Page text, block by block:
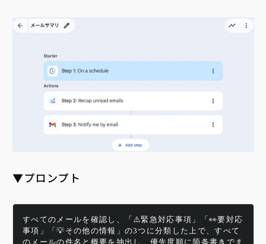
▼プロンプト
すべてのメールを確認し、「⚠️緊急対応事項」「👀要対応
事項」「💡その他の情報」の3つに分類した上で、すべて
のメールの件名と概要を抽出し、優先度順に箇条書きでま